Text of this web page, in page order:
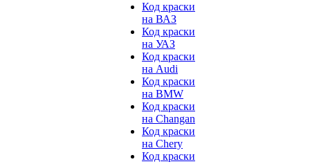
Код краски
на ВАЗ
Код краски
на УАЗ
Код краски
на Audi
Код краски
на BMW
Код краски
на Changan
Код краски
на Chery
Код краски